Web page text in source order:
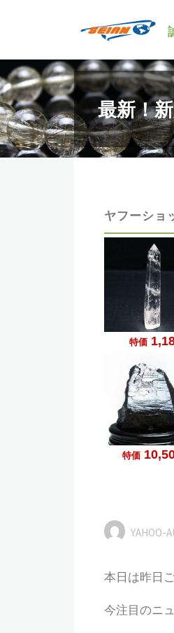
ン
ツ
へ
ス
キ
最新！
ヤフーショ
YAHOO-
本日は昨日
今注目のニ